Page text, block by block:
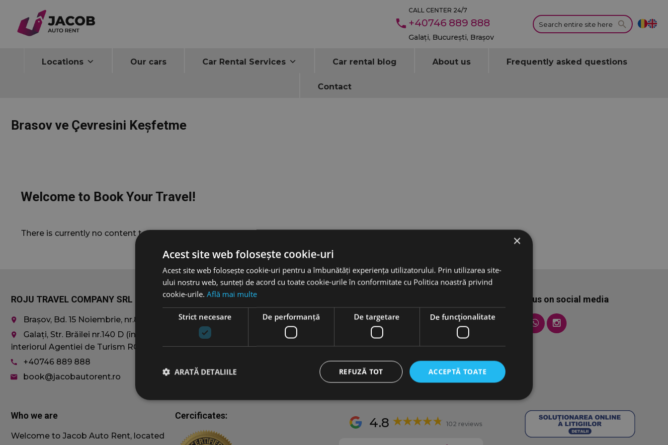
CALL CENTER 24/7
+40746 889 888
Galați, București, Brașov
Locations Our cars Car Rental Services Car rental blog About us Frequently asked questions
Contact
Brasov ve Çevresini Keșfetme
Welcome to Book Your Travel!
There is currently no content to show here, so start creating content.
ROJU TRAVEL COMPANY SRL
place Brașov, Bd. 15 Noiembrie, nr.8
place
Galați, Str. Brăilei nr.140 D (în
interiorul Agentiei de Turism ROJU)
call +40746 889 888
email book@jacobautorent.ro
Car rentals
Economy
Compact
SUVs
Vehicle selection
Self-Rent Guide
Long-term car rental
Private Driver services
Follow us on social media
Who we are
Welcome to Jacob Auto Rent, located
Cercificates: 4.8 102 reviews
×
Acest site web folosește cookie-uri
Acest site web folosește cookie-uri pentru a îmbunătăți experiența utilizatorului. Prin utilizarea site-
ului nostru web, sunteți de acord cu toate cookie-urile în conformitate cu Politica noastră privind
cookie-urile. Află mai multe
Strict necesare De performanță De targetare De funcţionalitate
ACCEPTĂ TOATE
REFUZĂ TOT
ARATĂ DETALIILE
De targetare De funcţionalitate
Cookie-urile strict necesare permit funcționalitatea principală a site-ului web, cum ar fi autentificarea utilizatorului și gestionarea